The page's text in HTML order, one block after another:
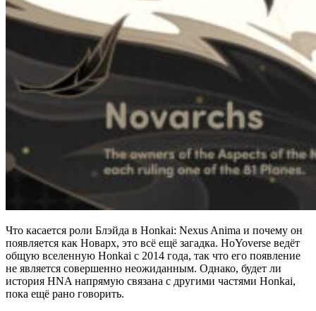
Что касается роли Блэйда в Honkai: Nexus Anima и почему он
появляется как Новарх, это всё ещё загадка. HoYoverse ведёт
общую вселенную Honkai с 2014 года, так что его появление
не является совершенно неожиданным. Однако, будет ли
история HNA напрямую связана с другими частями Honkai,
пока ещё рано говорить.